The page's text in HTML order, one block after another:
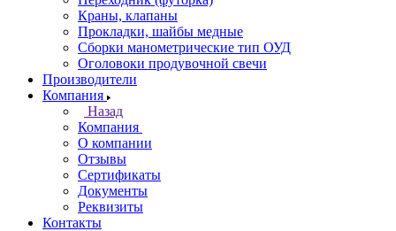
Краны, клапаны
Прокладки, шайбы медные
Сборки манометрические тип ОУД
Оголовоки продувочной свечи
Производители
Компания
Назад
Компания
О компании
Отзывы
Сертификаты
Документы
Реквизиты
Контакты